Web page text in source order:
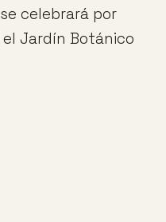
celebrará por
Jardín Botánico